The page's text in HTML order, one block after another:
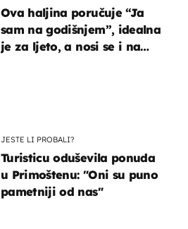
JESTE LI PROBALI?
Turisticu oduševila ponuda
u Primoštenu: "Oni su puno
pametniji od nas"
Ova haljina poručuje “Ja
sam na godišnjem”, idealna
je za ljeto, a nosi se i na